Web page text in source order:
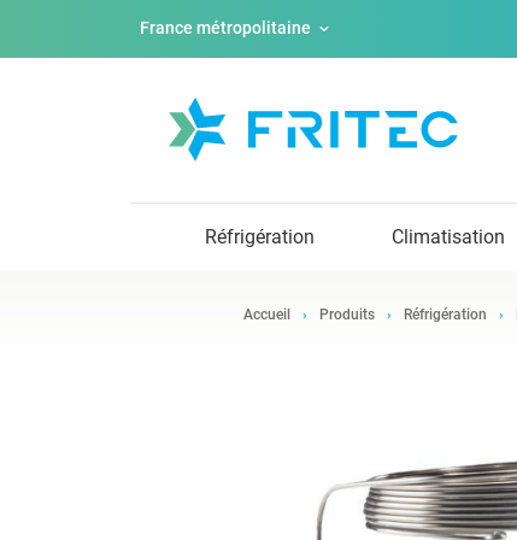
France métropolitaine
Réfrigération Climatisation
Accueil Produits Réfrigération